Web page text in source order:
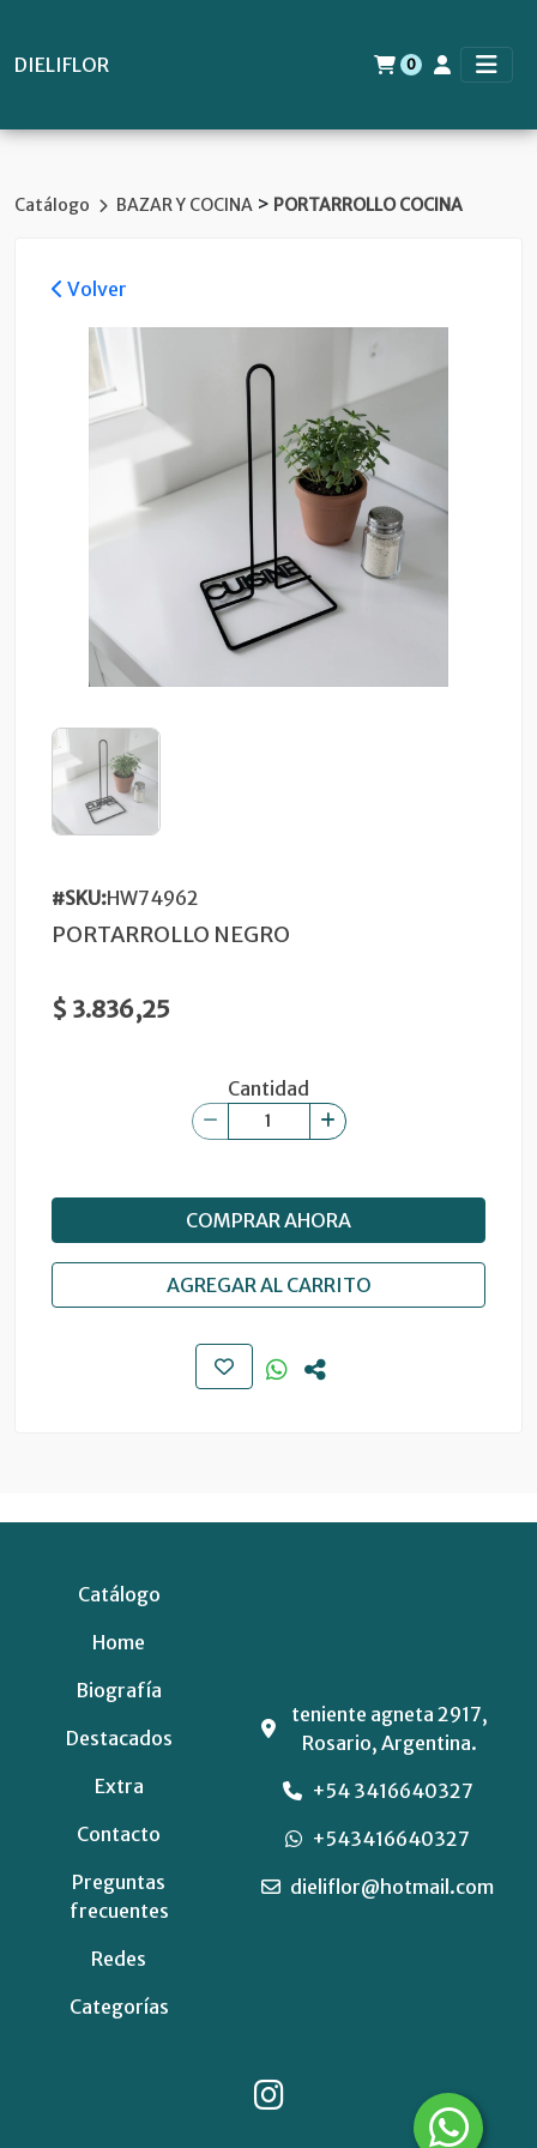
DIELIFLOR 0
Catálogo BAZAR Y COCINA > PORTARROLLO COCINA
Volver
#SKU:HW74962
PORTARROLLO NEGRO
$ 3.836,25
Cantidad
COMPRAR AHORA
AGREGAR AL CARRITO
Catálogo
Home
Biografía
Destacados
Extra
Contacto
Preguntas
frecuentes
Redes
Categorías
teniente agneta 2917,
Rosario, Argentina.
+54 3416640327
+543416640327
dieliflor@hotmail.com